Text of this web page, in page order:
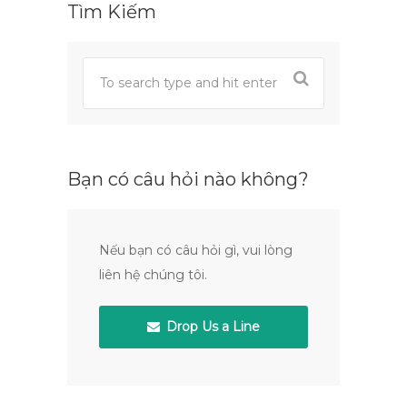
Tìm Kiếm
Bạn có câu hỏi nào không?
Nếu bạn có câu hỏi gì, vui lòng
liên hệ chúng tôi.
Drop Us a Line